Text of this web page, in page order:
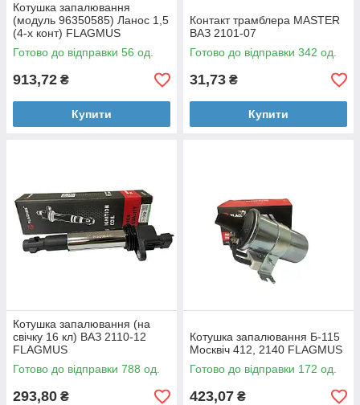
Котушка запалювання
(модуль 96350585) Ланос 1,5
(4-х конт) FLAGMUS
Готово до відправки 56 од.
913,72 ₴
Купити
Контакт трамблера MASTER
ВАЗ 2101-07
Готово до відправки 342 од.
31,73 ₴
Купити
Котушка запалювання (на
свічку 16 кл) ВАЗ 2110-12
FLAGMUS
Готово до відправки 788 од.
293,80 ₴
Котушка запалювання Б-115
Москвіч 412, 2140 FLAGMUS
Готово до відправки 172 од.
423,07 ₴